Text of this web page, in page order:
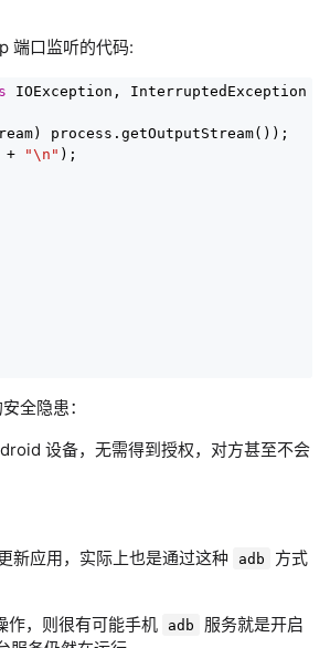
端口监听的代码:
IOException, InterruptedException {
process.getOutputStream());
+ "\n" );
全隐患：
设备，无需得到授权，对方甚至不会
新应用，实际上也是通过这种
adb
方式
作，则很有可能手机
adb
服务就是开启